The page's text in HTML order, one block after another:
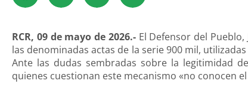
RCR, 09 de mayo de 2026.-El Defensor del
las denominadas actas de la serie 900 mil,
Ante las dudas sembradas sobre la legitimidad
quienes cuestionan este mecanismo «no conocen el